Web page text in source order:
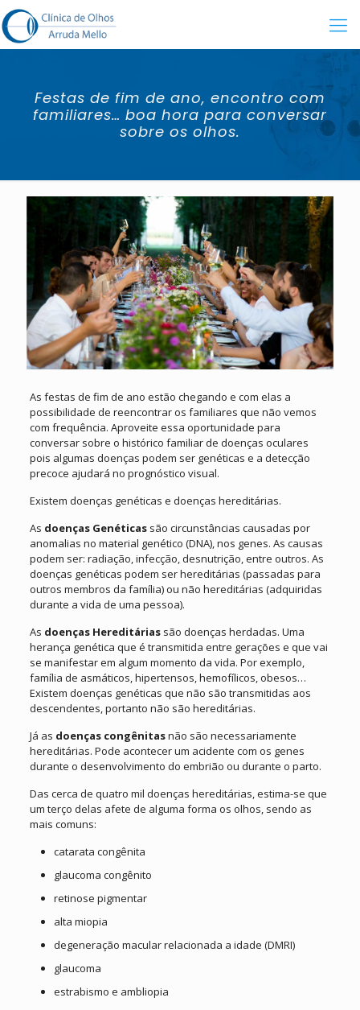
Festas de fim de ano, encontro com
familiares… boa hora para conversar
sobre os olhos.
As festas de fim de ano estão chegando e com elas a
possibilidade de reencontrar os familiares que não vemos
com frequência. Aproveite essa oportunidade para
conversar sobre o histórico familiar de doenças oculares
pois algumas doenças podem ser genéticas e a detecção
precoce ajudará no prognóstico visual.
Existem doenças genéticas e doenças hereditárias.
As doenças Genéticassão circunstâncias causadas por
anomalias no material genético (DNA), nos genes. As causas
podem ser: radiação, infecção, desnutrição, entre outros. As
doenças genéticas podem ser hereditárias (passadas para
outros membros da família) ou não hereditárias (adquiridas
durante a vida de uma pessoa).
As doenças Hereditáriassão doenças herdadas. Uma
herança genética que é transmitida entre gerações e que vai
se manifestar em algum momento da vida. Por exemplo,
família de asmáticos, hipertensos, hemofílicos, obesos…
Existem doenças genéticas que não são transmitidas aos
descendentes, portanto não são hereditárias.
Já as doenças congênitasnão são necessariamente
hereditárias. Pode acontecer um acidente com os genes
durante o desenvolvimento do embrião ou durante o parto.
Das cerca de quatro mil doenças hereditárias, estima-se que
um terço delas afete de alguma forma os olhos, sendo as
mais comuns:
catarata congênita
glaucoma congênito
retinose pigmentar
alta miopia
degeneração macular relacionada a idade (DMRI)
glaucoma
estrabismo e ambliopia